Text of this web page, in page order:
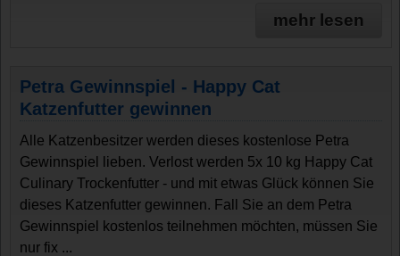
mehr lesen
Petra Gewinnspiel - Happy Cat
Katzenfutter gewinnen
Alle Katzenbesitzer werden dieses kostenlose Petra
Gewinnspiel lieben. Verlost werden 5x 10 kg Happy Cat
Culinary Trockenfutter - und mit etwas Glück können Sie
dieses Katzenfutter gewinnen. Fall Sie an dem Petra
Gewinnspiel kostenlos teilnehmen möchten, müssen Sie
nur fix ...